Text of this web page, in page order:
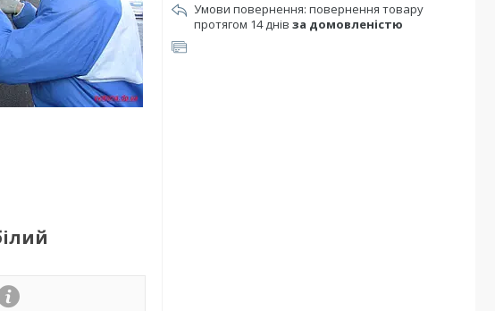
повернення товару
протягом 14 днів за домовленістю